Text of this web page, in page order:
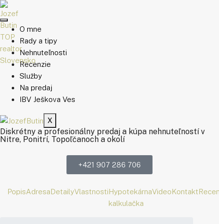
O mne
Rady a tipy
Nehnuteľnosti
Recenzie
Služby
Na predaj
IBV Ješkova Ves
X
Diskrétny a profesionálny predaj a kúpa nehnuteľností v
Nitre, Ponitrí, Topoľčanoch a okolí
+421 907 286 706
PopisAdresaDetailyVlastnostiHypotekárna
kalkulačka
VideoKontakt